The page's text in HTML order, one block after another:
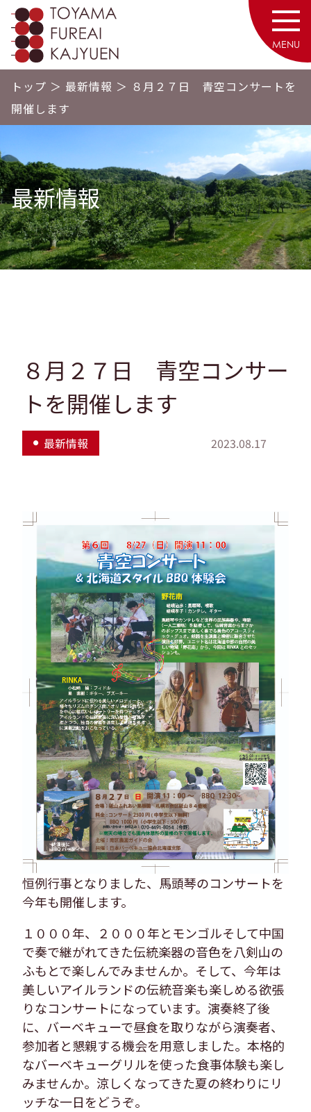
MENU
トップ ＞ 最新情報 ＞ ８月２７日 青空コンサートを
開催します
最新情報
８月２７日 青空コンサー
トを開催します
最新情報 2023.08.17
恒例行事となりました、馬頭琴のコンサートを
今年も開催します。
１０００年、２０００年とモンゴルそして中国
で奏で継がれてきた伝統楽器の音色を八剣山の
ふもとで楽しんでみませんか。そして、今年は
美しいアイルランドの伝統音楽も楽しめる欲張
りなコンサートになっています。演奏終了後
に、バーベキューで昼食を取りながら演奏者、
参加者と懇親する機会を用意しました。本格的
なバーベキューグリルを使った食事体験も楽し
みませんか。涼しくなってきた夏の終わりにリ
ッチな一日をどうぞ。